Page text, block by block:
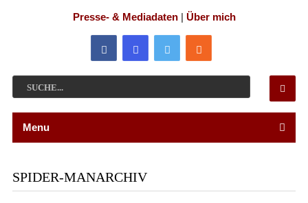
Presse- & Mediadaten| Über mich
Menu
SPIDER-MANARCHIV